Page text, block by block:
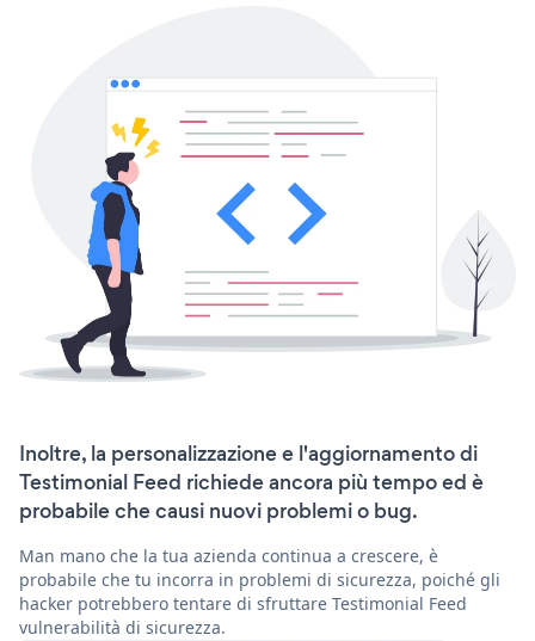
Inoltre, la personalizzazione e l'aggiornamento di
Testimonial Feed richiede ancora più tempo ed è
probabile che causi nuovi problemi o bug.
Man mano che la tua azienda continua a crescere, è
probabile che tu incorra in problemi di sicurezza, poiché gli
hacker potrebbero tentare di sfruttare Testimonial Feed
vulnerabilità di sicurezza.